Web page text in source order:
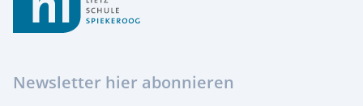
Newsletter hier abonnieren